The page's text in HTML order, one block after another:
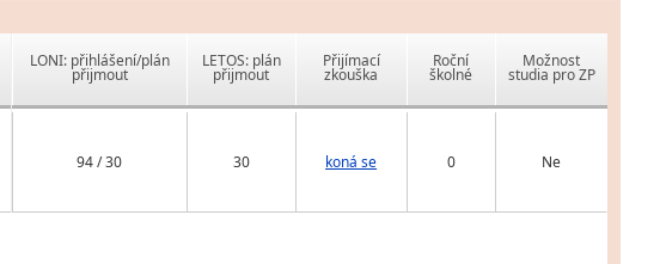
LONI: přihlášení/plán
přijmout
LETOS: plán
přijmout
Přijímací
zkouška
Roční
školné
Možnost
studia pro ZP
94 / 30 30 koná se 0 Ne